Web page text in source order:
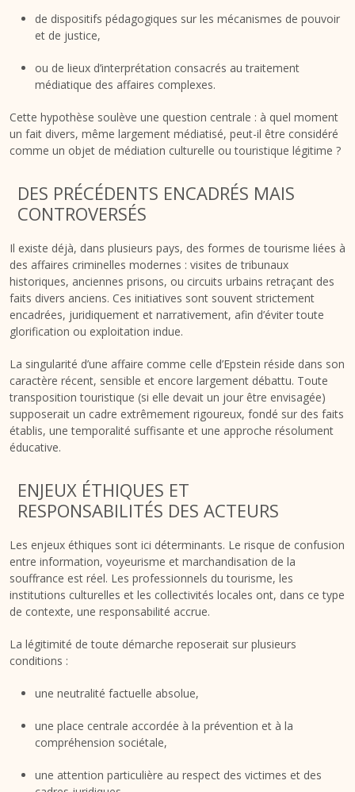
de dispositifs pédagogiques sur les mécanismes de pouvoir
et de justice,
ou de lieux d’interprétation consacrés au traitement
médiatique des affaires complexes.
Cette hypothèse soulève une question centrale : à quel moment
un fait divers, même largement médiatisé, peut-il être considéré
comme un objet de médiation culturelle ou touristique légitime ?
DES PRÉCÉDENTS ENCADRÉS MAIS
CONTROVERSÉS
Il existe déjà, dans plusieurs pays, des formes de tourisme liées à
des affaires criminelles modernes : visites de tribunaux
historiques, anciennes prisons, ou circuits urbains retraçant des
faits divers anciens. Ces initiatives sont souvent strictement
encadrées, juridiquement et narrativement, afin d’éviter toute
glorification ou exploitation indue.
La singularité d’une affaire comme celle d’Epstein réside dans son
caractère récent, sensible et encore largement débattu. Toute
transposition touristique (si elle devait un jour être envisagée)
supposerait un cadre extrêmement rigoureux, fondé sur des faits
établis, une temporalité suffisante et une approche résolument
éducative.
ENJEUX ÉTHIQUES ET
RESPONSABILITÉS DES ACTEURS
Les enjeux éthiques sont ici déterminants. Le risque de confusion
entre information, voyeurisme et marchandisation de la
souffrance est réel. Les professionnels du tourisme, les
institutions culturelles et les collectivités locales ont, dans ce type
de contexte, une responsabilité accrue.
La légitimité de toute démarche reposerait sur plusieurs
conditions :
une neutralité factuelle absolue,
une place centrale accordée à la prévention et à la
compréhension sociétale,
une attention particulière au respect des victimes et des